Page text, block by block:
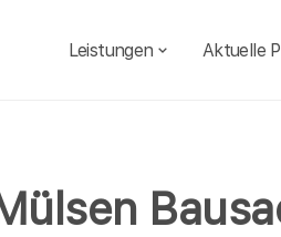
Leistungen Aktuelle